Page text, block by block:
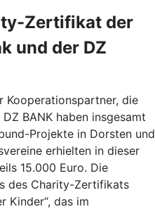
Zertifikat der
und der DZ
Kooperationspartner, die
BANK haben insgesamt
Projekte in Dorsten und
erhielten in dieser
15.000 Euro. Die
des Charity-Zertifikats
Kinder“, das im